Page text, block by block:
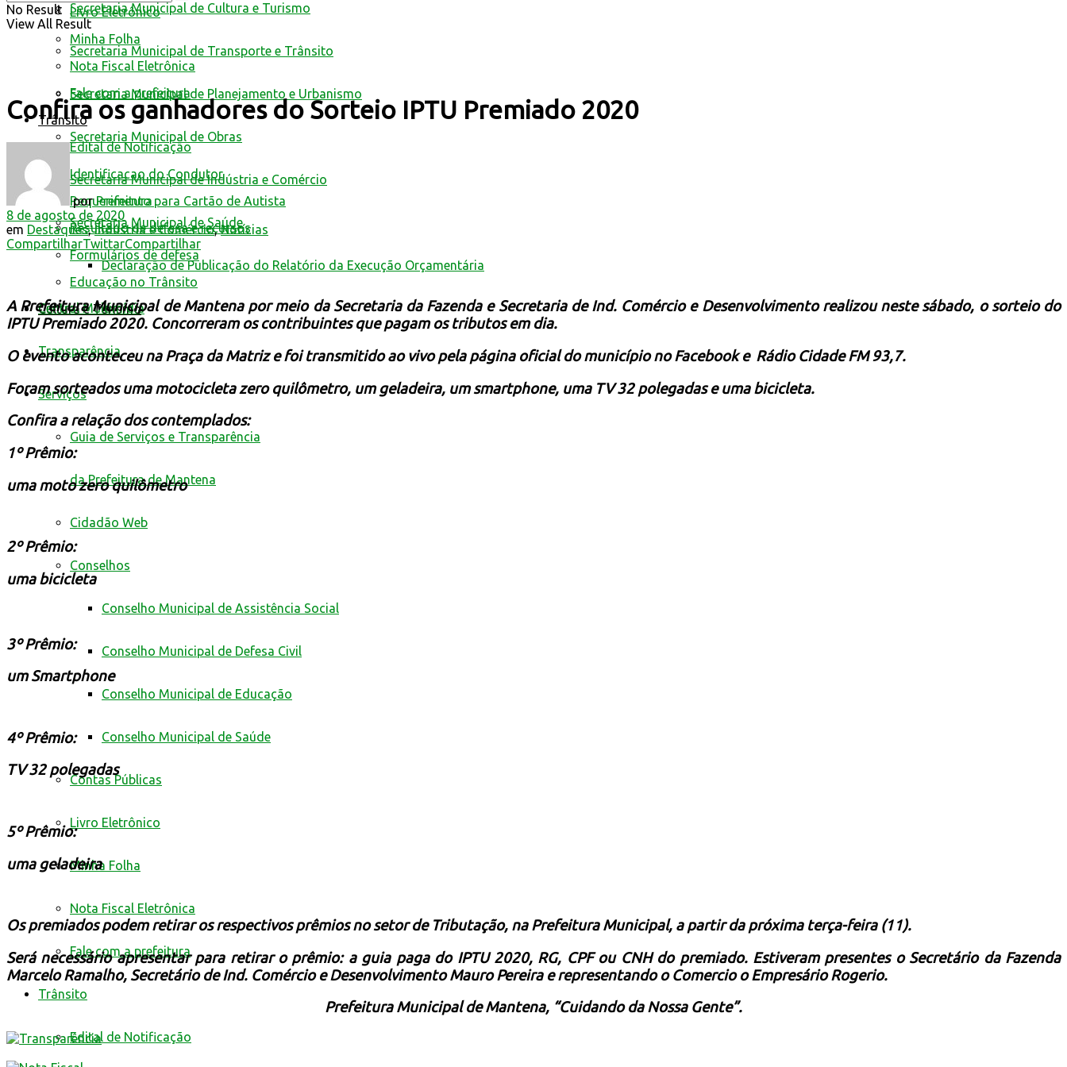
Livro Eletrônico
Minha Folha
Nota Fiscal Eletrônica
Fale com a prefeitura
Trânsito
Edital de Notificação
Identificacao do Condutor
Requerimento para Cartão de Autista
Resultado de defesa e recursos
Formulários de defesa
Educação no Trânsito
Cultura e Turismo
Secretaria Municipal de Cultura e Turismo
Secretaria Municipal de Transporte e Trânsito
Secretaria Municipal de Planejamento e Urbanismo
Secretaria Municipal de Obras
Secretaria Municipal de Indústria e Comércio
Secretaria Municipal de Saúde
Declaração de Publicação do Relatório da Execução Orçamentária
Central Multimídia
Transparência
Serviços
Guia de Serviços e Transparência
da Prefeitura de Mantena
Cidadão Web
Conselhos
Conselho Municipal de Assistência Social
Conselho Municipal de Defesa Civil
Conselho Municipal de Educação
Conselho Municipal de Saúde
Contas Públicas
Livro Eletrônico
Minha Folha
Nota Fiscal Eletrônica
Fale com a prefeitura
Trânsito
Edital de Notificação
No Result
View All Result
Confira os ganhadores do Sorteio IPTU Premiado 2020
por Prefeitura
8 de agosto de 2020
em Destaques,Indústria e Comércio,Notícias
CompartilharTwittarCompartilhar
A Prefeitura Municipal de Mantena por meio da Secretaria da Fazenda e Secretaria de Ind. Comércio e Desenvolvimento realizou neste sábado, o sorteio do
IPTU Premiado 2020. Concorreram os contribuintes que pagam os tributos em dia.
O evento aconteceu na Praça da Matriz e foi transmitido ao vivo pela página oficial do município no Facebook e Rádio Cidade FM 93,7.
Foram sorteadosumamotocicletazero quilômetro, umgeladeira, umsmartphone, uma TV32 polegadas e umabicicleta.
Confira a relação dos contemplados:
1º Prêmio:
uma moto zeroquilômetro
2º Prêmio:
uma bicicleta
3º Prêmio:
um Smartphone
4º Prêmio:
TV 32 polegadas
5º Prêmio:
uma geladeira
Os premiados podem retirar os respectivos prêmios no setor de Tributação, na Prefeitura Municipal, a partir da próxima terça-feira (11).
Será necessário apresentar para retirar o prêmio: a guia paga do IPTU 2020, RG, CPF ou CNH do premiado. Estiveram presentes o Secretárioda Fazenda
Marcelo Ramalho, Secretário de Ind. Comércio e Desenvolvimento Mauro Pereira e representando o Comercio o Empresário Rogerio.
Prefeitura Municipal de Mantena, “Cuidando da Nossa Gente”.